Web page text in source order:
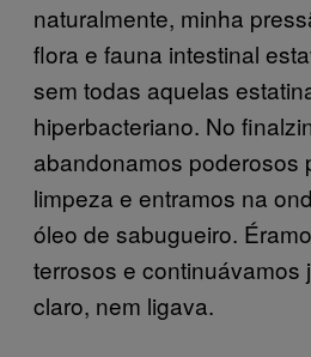
naturalmente, minha
flora e fauna intestinal
sem todas aquelas
hiperbacteriano. No
abandonamos poderosos
limpeza e entramos na
óleo de sabugueiro.
terrosos e continuávamos
claro, nem ligava.